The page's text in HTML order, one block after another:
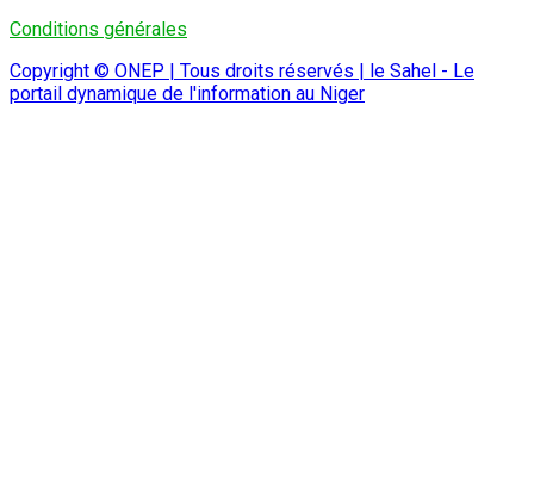
Conditions générales
Copyright © ONEP | Tous droits réservés | le Sahel - Le
portail dynamique de l'information au Niger